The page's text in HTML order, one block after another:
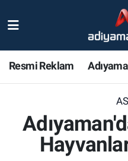
Resmi Reklam
Magazin
Nöbetçi Eczaneler
Adiyaman Namaz
Trafik Durumu